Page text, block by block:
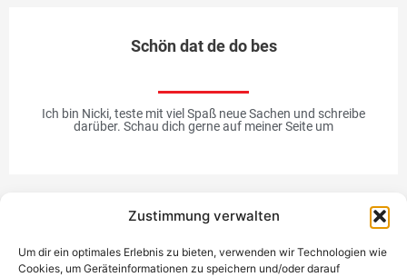
Zustimmung verwalten
Um dir ein optimales Erlebnis zu bieten, verwenden wir Technologien wie
Cookies, um Geräteinformationen zu speichern und/oder darauf
Schön dat de do bes
Ich bin Nicki, teste mit viel Spaß neue Sachen und schreibe
darüber. Schau dich gerne auf meiner Seite um